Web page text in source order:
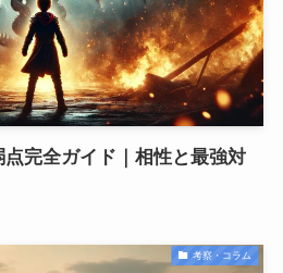
完全ガイド｜相性と最強対
考察・コラム